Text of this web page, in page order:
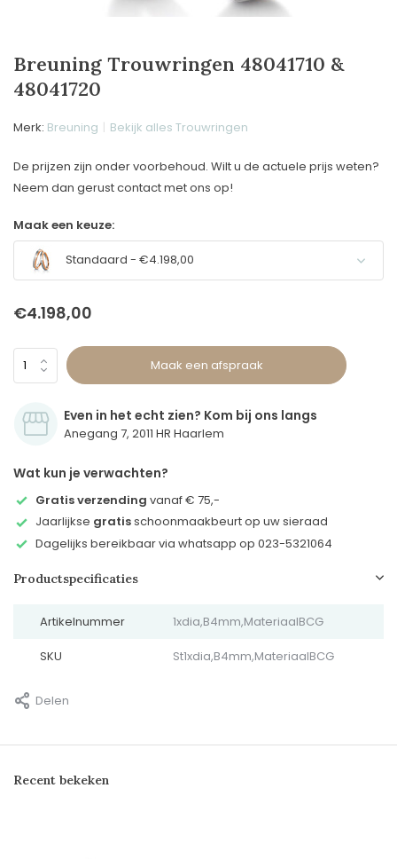
Breuning Trouwringen 48041710 &
48041720
Merk: Breuning Bekijk alles Trouwringen
De prijzen zijn onder voorbehoud. Wilt u de actuele prijs weten?
Neem dan gerust contact met ons op!
Maak een keuze:
Standaard - €4.198,00
€4.198,00
Maak een afspraak
Even in het echt zien? Kom bij ons langs
Anegang 7, 2011 HR Haarlem
Wat kun je verwachten?
Gratis verzending vanaf € 75,-
Jaarlijkse gratisschoonmaakbeurt op uw sieraad
Dagelijks bereikbaar via whatsapp op 023-5321064
Productspecificaties
Artikelnummer 1xdia,B4mm,MateriaalBCG
SKU St1xdia,B4mm,MateriaalBCG
Delen
Recent bekeken